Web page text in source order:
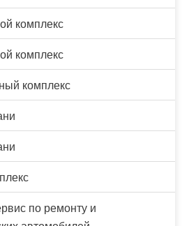
комплекс
комплекс
комплекс
по ремонту и